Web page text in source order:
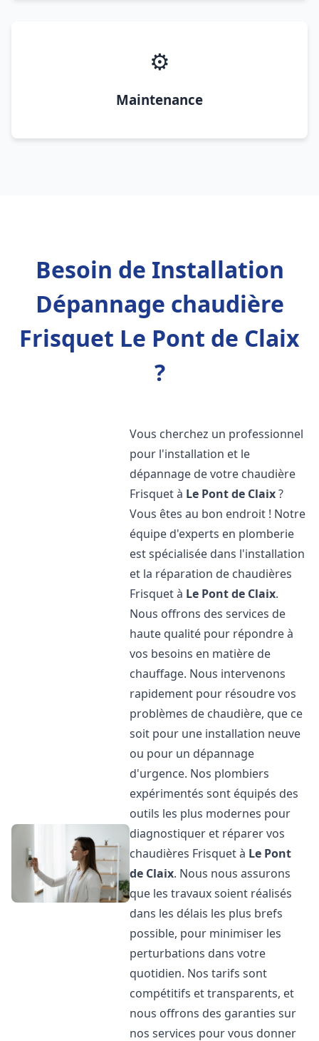
⚙️
Maintenance
Besoin de Installation
Dépannage chaudière
Frisquet Le Pont de Claix
?
Vous cherchez un professionnel
pour l'installation et le
dépannage de votre chaudière
Frisquet à Le Pont de Claix?
Vous êtes au bon endroit ! Notre
équipe d'experts en plomberie
est spécialisée dans l'installation
et la réparation de chaudières
Frisquet à Le Pont de Claix.
Nous offrons des services de
haute qualité pour répondre à
vos besoins en matière de
chauffage. Nous intervenons
rapidement pour résoudre vos
problèmes de chaudière, que ce
soit pour une installation neuve
ou pour un dépannage
d'urgence. Nos plombiers
expérimentés sont équipés des
outils les plus modernes pour
diagnostiquer et réparer vos
chaudières Frisquet à Le Pont
de Claix. Nous nous assurons
que les travaux soient réalisés
dans les délais les plus brefs
possible, pour minimiser les
perturbations dans votre
quotidien. Nos tarifs sont
compétitifs et transparents, et
nous offrons des garanties sur
nos services pour vous donner